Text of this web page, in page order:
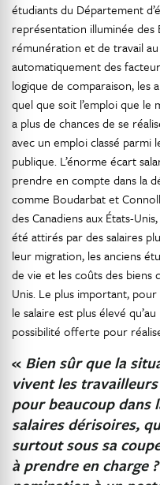
étudiants du Département
représentation illuminée des
rémunération et de travail
automatiquement des
logique de comparaison, les
quel que soit l’emploi que le
a plus de chances de se
avec un emploi classé parmi
publique. L’énorme écart
prendre en compte dans la
comme Boudarbat et
des Canadiens aux États-
été attirés par des salaires
leur migration, les anciens
de vie et les coûts des biens
Unis. Le plus important, pour
le salaire est plus élevé
possibilité offerte pour
« Bien sûr que la
vivent les
pour beaucoup dans
salaires dérisoires,
surtout sous sa
à prendre en charge